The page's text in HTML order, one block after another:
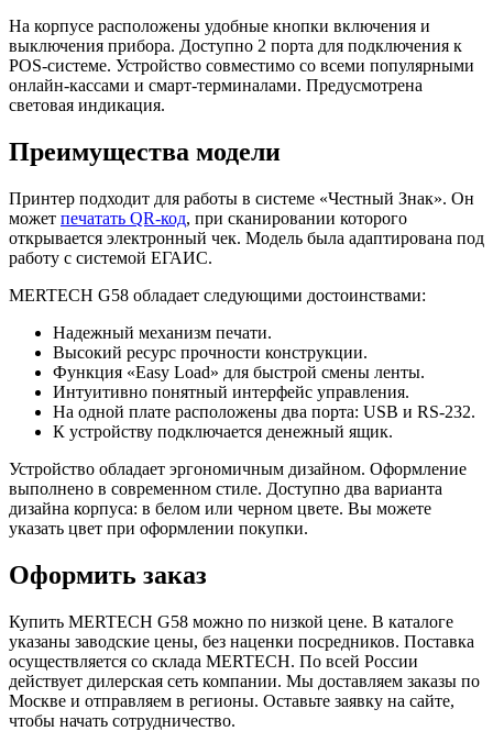
На корпусе расположены удобные кнопки включения и
выключения прибора. Доступно 2 порта для подключения к
POS-системе. Устройство совместимо со всеми популярными
онлайн-кассами и смарт-терминалами. Предусмотрена
световая индикация.
Преимущества модели
Принтер подходит для работы в системе «Честный Знак». Он
может печатать QR-код, при сканировании которого
открывается электронный чек. Модель была адаптирована под
работу с системой ЕГАИС.
MERTECH G58 обладает следующими достоинствами:
Надежный механизм печати.
Высокий ресурс прочности конструкции.
Функция «Easy Load» для быстрой смены ленты.
Интуитивно понятный интерфейс управления.
На одной плате расположены два порта: USB и RS-232.
К устройству подключается денежный ящик.
Устройство обладает эргономичным дизайном. Оформление
выполнено в современном стиле. Доступно два варианта
дизайна корпуса: в белом или черном цвете. Вы можете
указать цвет при оформлении покупки.
Оформить заказ
Купить MERTECH G58 можно по низкой цене. В каталоге
указаны заводские цены, без наценки посредников. Поставка
осуществляется со склада MERTECH. По всей России
действует дилерская сеть компании. Мы доставляем заказы по
Москве и отправляем в регионы. Оставьте заявку на сайте,
чтобы начать сотрудничество.